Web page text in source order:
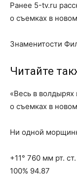
Ранее 5-tv.ru
о съемках в
Знаменитости
Читайте
«Весь в
о съемках в
Ни одной
+11° 760 мм рт. ст.
100% 94.87